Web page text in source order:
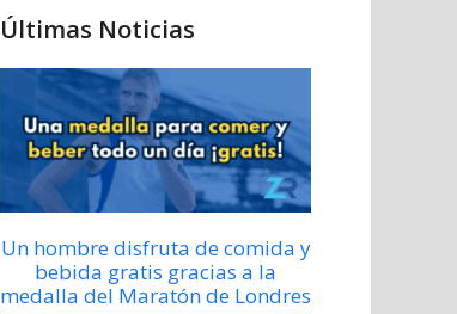
Últimas Noticias
Un hombre disfruta de comida y
bebida gratis gracias a la
medalla del Maratón de Londres